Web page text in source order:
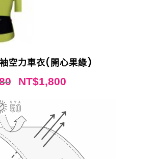
空力車衣(開心果綠)
NT$1,800